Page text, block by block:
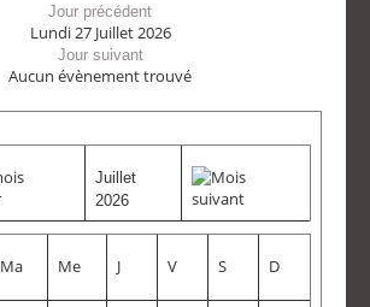
Jour précédent
Lundi 27 Juillet 2026
Jour suivant
Aucun évènement trouvé
Juillet
2026
Ma Me J V S D